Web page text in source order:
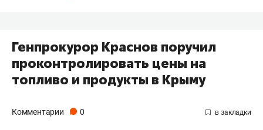
Генпрокурор Краснов поручил
проконтролировать цены на
топливо и продукты в Крыму
Комментарии 0